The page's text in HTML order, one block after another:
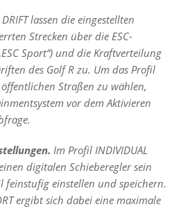
lassen die eingestellten
Strecken über die ESC-
Sport“) und die Kraftverteilung
des Golf R zu. Um das Profil
Straßen zu wählen,
vor dem Aktivieren
Im Profil INDIVIDUAL
digitalen Schieberegler sein
feinstufig einstellen und speichern.
ergibt sich dabei eine maximale